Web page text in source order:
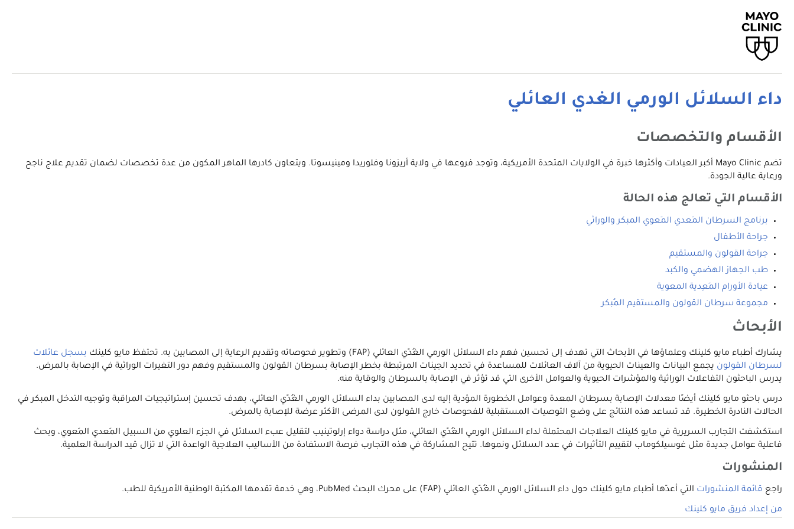
داء السلائل الورمي الغدي العائلي
الأقسام والتخصصات
تضم Mayo Clinic أكبر العيادات وأكثرها خبرة في الولايات المتحدة الأمريكية، وتوجد فروعها في ولاية أريزونا وفلوريدا ومينيسوتا. ويتعاون كادرها الماهر المكون من عدة تخصصات لضمان تقديم علاج ناجح
ورعاية عالية الجودة.
الأقسام التي تعالج هذه الحالة
برنامج السرطان المَعدي المَعوي المبكر والوراثي
جراحة الأطفال
جراحة القولون والمستقيم
طب الجهاز الهضمي والكبد
عيادة الأورام المَعِدية المعوية
مجموعة سرطان القولون والمستقيم المُبكر
الأبحاث
يشارك أطباء مايو كلينك وعلماؤها في الأبحاث التي تهدف إلى تحسين فهم داء السلائل الورمي الغُدّي العائلي (FAP) وتطوير فحوصاته وتقديم الرعاية إلى المصابين به. تحتفظ مايو كلينك
بسجل عائلات
لسرطان القولون يجمع البيانات والعينات الحيوية من آلاف العائلات للمساعدة في تحديد الجينات المرتبطة بخطر الإصابة بسرطان القولون والمستقيم وفهم دور التغيرات الوراثية في الإصابة بالمرض.
يدرس الباحثون التفاعلات الوراثية والمؤشرات الحيوية والعوامل الأخرى التي قد تؤثر في الإصابة بالسرطان والوقاية منه.
درس باحثو مايو كلينك أيضًا معدلات الإصابة بسرطان المعدة وعوامل الخطورة المؤدية إليه لدى المصابين بداء السلائل الورمي الغُدّي العائلي، بهدف تحسين إستراتيجيات المراقبة وتوجيه التدخل المبكر في
الحالات النادرة الخطيرة. قد تساعد هذه النتائج على وضع التوصيات المستقبلية للفحوصات خارج القولون لدى المرضى الأكثر عرضة للإصابة بالمرض.
استكشفت التجارب السريرية في مايو كلينك العلاجات المحتملة لداء السلائل الورمي الغُدّي العائلي، مثل دراسة دواء إرلوتينيب لتقليل عبء السلائل في الجزء العلوي من السبيل المَعدي المَعوي، وبحث
فاعلية عوامل جديدة مثل غوسيلكوماب لتقييم التأثيرات في عدد السلائل ونموها. تتيح المشاركة في هذه التجارب فرصة الاستفادة من الأساليب العلاجية الواعدة التي لا تزال قيد الدراسة العلمية.
المنشورات
راجع قائمة المنشورات التي أعدّها أطباء مايو كلينك حول داء السلائل الورمي الغُدّي العائلي (FAP) على محرك البحث PubMed، وهي خدمة تقدمها المكتبة الوطنية الأمريكية للطب.
من إعداد فريق مايو كلينك